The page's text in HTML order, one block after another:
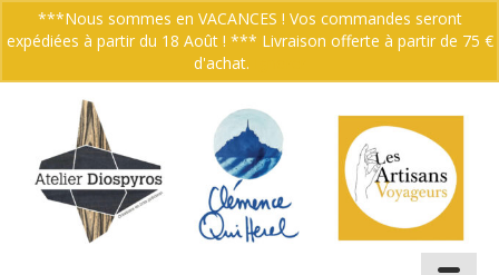
Votre panier 0.00€
***Nous sommes en VACANCES ! Vos commandes seront
expédiées à partir du 18 Août ! *** Livraison offerte à partir de 75 €
d'achat.